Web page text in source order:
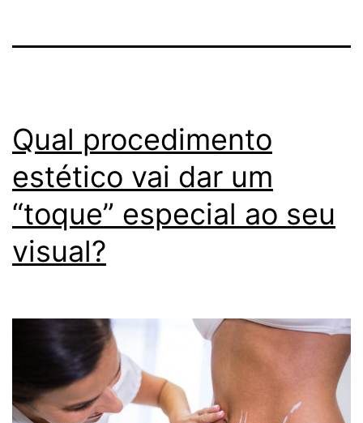
Qual procedimento
estético vai dar um
“toque” especial ao seu
visual?